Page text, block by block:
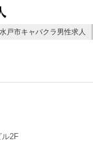
水戸市キャバクラ男性求人
ル2F